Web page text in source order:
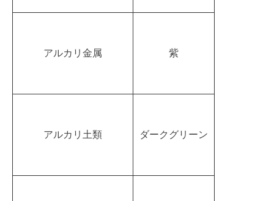
アルカリ金属 紫
アルカリ土類 ダークグリーン